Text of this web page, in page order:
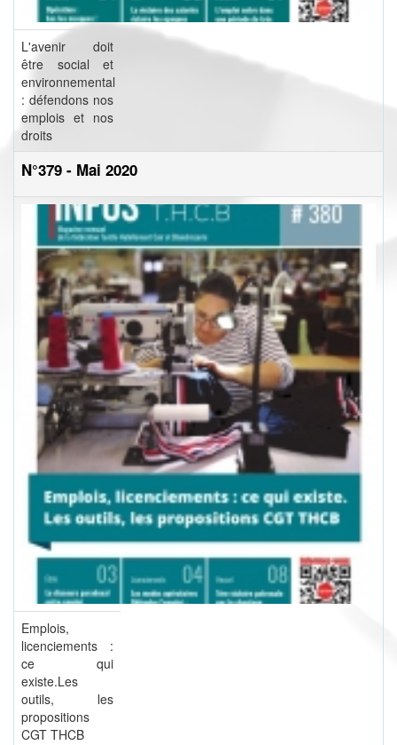
L'avenir doit
être social et
environnemental
: défendons nos
emplois et nos
droits
N°379 - Mai 2020
Emplois,
licenciements :
ce qui
existe.Les
outils, les
propositions
CGT THCB